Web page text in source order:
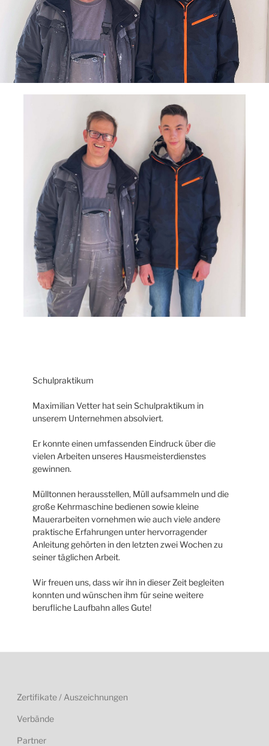
Schulpraktikum
Maximilian Vetter hat sein Schulpraktikum in
unserem Unternehmen absolviert.
Er konnte einen umfassenden Eindruck über die
vielen Arbeiten unseres Hausmeisterdienstes
gewinnen.
Mülltonnen herausstellen, Müll aufsammeln und die
große Kehrmaschine bedienen sowie kleine
Mauerarbeiten vornehmen wie auch viele andere
praktische Erfahrungen unter hervorragender
Anleitung gehörten in den letzten zwei Wochen zu
seiner täglichen Arbeit.
Wir freuen uns, dass wir ihn in dieser Zeit begleiten
konnten und wünschen ihm für seine weitere
berufliche Laufbahn alles Gute!
Zertifikate / Auszeichnungen
Verbände
Partner